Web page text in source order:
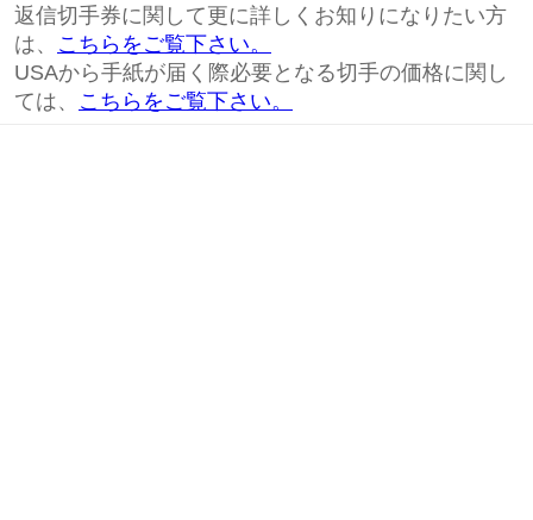
返信切手券に関して更に詳しくお知りになりたい方
は、 こちらをご覧下さい。
USAから手紙が届く際必要となる切手の価格に関し
ては、 こちらをご覧下さい。